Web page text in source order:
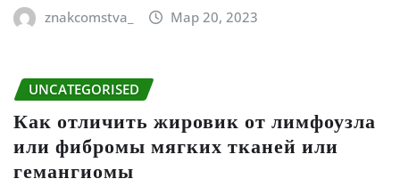
znakcomstva_ Мар 20, 2023
UNCATEGORISED
Как отличить жировик от лимфоузла
или фибромы мягких тканей или
гемангиомы